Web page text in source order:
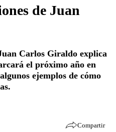
de Juan
Carlos Giraldo explica
el próximo año en
ejemplos de cómo
Compartir